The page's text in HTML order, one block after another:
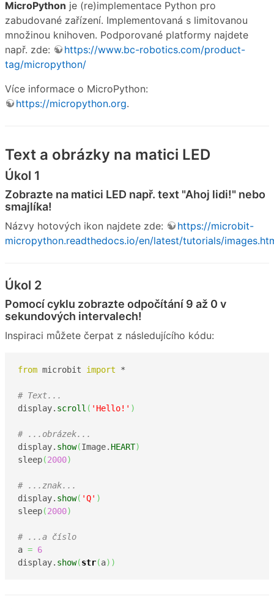
MicroPython je (re)implementace Python pro
zabudované zařízení. Implementovaná s limitovanou
množinou knihoven. Podporované platformy najdete
např. zde:
https://www.bc-robotics.com/product-
tag/micropython/
Více informace o MicroPython:
https://micropython.org.
Text a obrázky na matici LED
Úkol 1
Zobrazte na matici LED např. text "Ahoj lidi!" nebo
smajlíka!
Názvy hotových ikon najdete zde:
https://microbit-
micropython.readthedocs.io/en/latest/tutorials/
Úkol 2
Pomocí cyklu zobrazte odpočítání 9 až 0 v
sekundových intervalech!
Inspiraci můžete čerpat z následujícího kódu:
from microbit import *
# Text...
display. scroll ( 'Hello!' )
# ...obrázek...
display. show(Image. HEART)
sleep(2000)
# ...znak...
display. show( 'Q' )
sleep(2000)
# ...a číslo
a = 6
display. show(str(a) )